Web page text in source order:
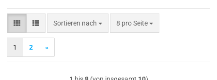
Sortieren nach
Sortieren nach 8 pro Seite
pro Seite
1 2 »